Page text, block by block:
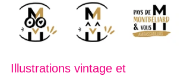
Illustrations vintage et